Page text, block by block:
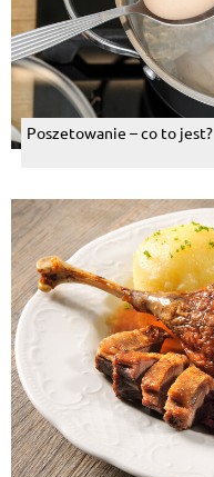
Poszetowanie – co to jest?